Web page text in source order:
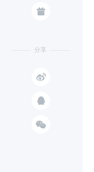

分享


